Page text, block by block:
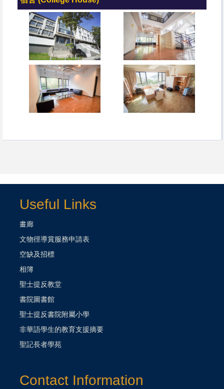
Useful Links
畫廊
文物徑導賞服務申請表
空缺及招標
相簿
聖士提反教堂
書院圖書館
聖士提反書院附屬小學
非華語學生的教育支援摘要
聖記長者學苑
Contact Information